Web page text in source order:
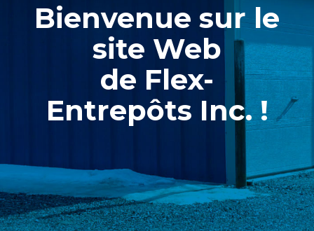
Bienvenue sur le
site Web
de Flex-
Entrepôts Inc. !